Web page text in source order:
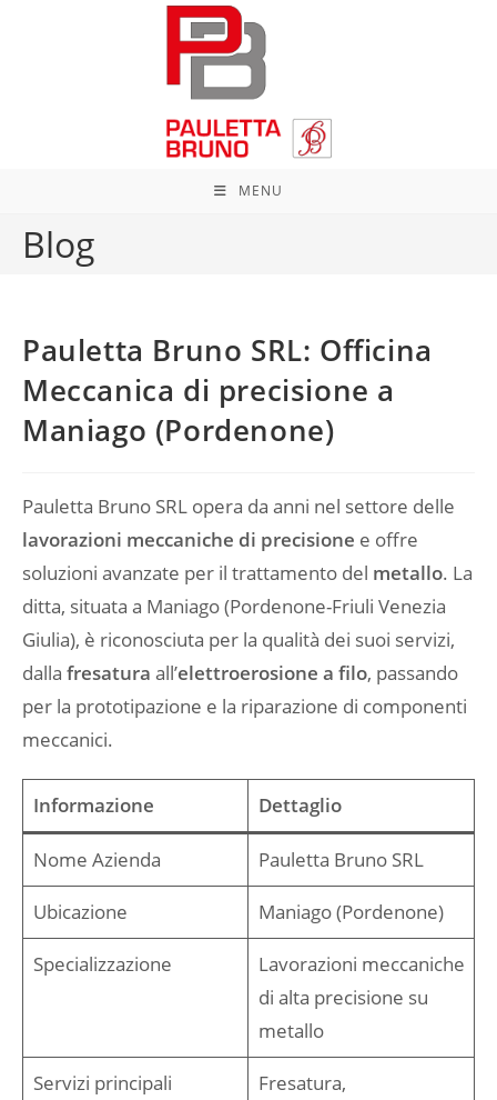
MENU
Blog
Pauletta Bruno SRL: Officina
Meccanica di precisione a
Maniago (Pordenone)
Pauletta Bruno SRL opera da anni nel settore delle
lavorazioni meccaniche di precisione e offre
soluzioni avanzate per il trattamento del metallo. La
ditta, situata a Maniago (Pordenone-Friuli Venezia
Giulia), è riconosciuta per la qualità dei suoi servizi,
dalla fresatura all’elettroerosione a filo, passando
per la prototipazione e la riparazione di componenti
meccanici.
Informazione Dettaglio
Nome Azienda Pauletta Bruno SRL
Ubicazione Maniago (Pordenone)
Specializzazione
Lavorazioni meccaniche
di alta precisione su
metallo
Servizi principali
Fresatura,